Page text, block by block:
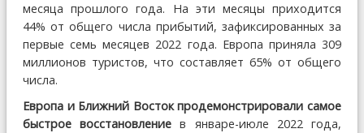
месяца прошлого года. На эти месяцы приходится
44% от общего числа прибытий, зафиксированных за
первые семь месяцев 2022 года. Европа приняла 309
миллионов туристов, что составляет 65% от общего
числа.
Европа и Ближний Восток продемонстрировали самое
быстрое восстановление в январе-июле 2022 года,